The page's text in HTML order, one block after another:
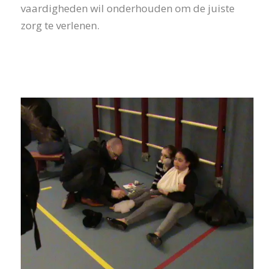
vaardigheden wil onderhouden om de juiste
zorg te verlenen.